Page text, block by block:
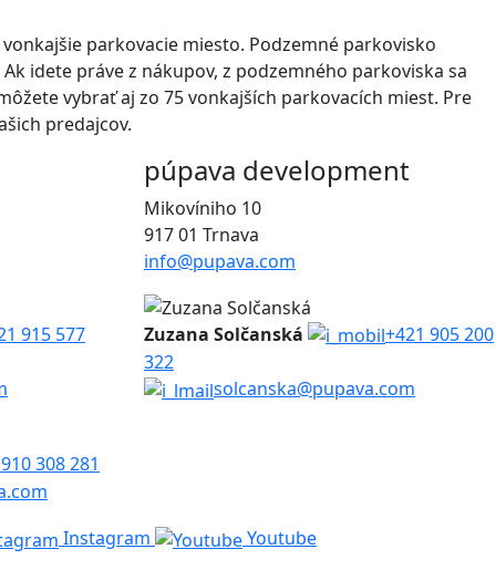
parkovacie miesto. Podzemné parkovisko
idete práve z nákupov, z podzemného parkoviska sa
vybrať aj zo 75 vonkajších parkovacích miest. Pre
predajcov.
púpava development
Mikovíniho 10
917 01 Trnava
info@pupava.com
915 577 Zuzana Solčanská
+421 905 200
322
solcanska@pupava.com
308 281
Instagram
Youtube